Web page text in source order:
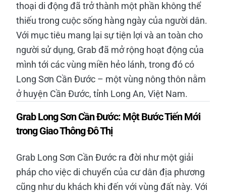
thoại di động đã trở thành một phần không thể
thiếu trong cuộc sống hàng ngày của người dân.
Với mục tiêu mang lại sự tiện lợi và an toàn cho
người sử dụng, Grab đã mở rộng hoạt động của
mình tới các vùng miền hẻo lánh, trong đó có
Long Sơn Cần Đước – một vùng nông thôn nằm
ở huyện Cần Đước, tỉnh Long An, Việt Nam.
Grab Long Sơn Cần Đước: Một Bước Tiến Mới
trong Giao Thông Đô Thị
Grab Long Sơn Cần Đước ra đời như một giải
pháp cho việc di chuyển của cư dân địa phương
cũng như du khách khi đến với vùng đất này. Với